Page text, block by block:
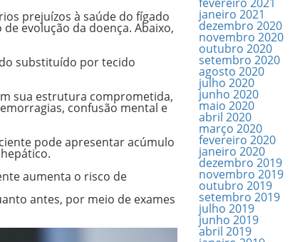
prejuízos à saúde do fígado
evolução da doença. Abaixo,
substituído por tecido
sua estrutura comprometida,
confusão mental e
pode apresentar acúmulo
aumenta o risco de
antes, por meio de exames
janeiro 2021
dezembro 2020
novembro 2020
outubro 2020
setembro 2020
agosto 2020
julho 2020
junho 2020
maio 2020
abril 2020
março 2020
fevereiro 2020
janeiro 2020
dezembro 2019
novembro 2019
outubro 2019
setembro 2019
julho 2019
junho 2019
abril 2019